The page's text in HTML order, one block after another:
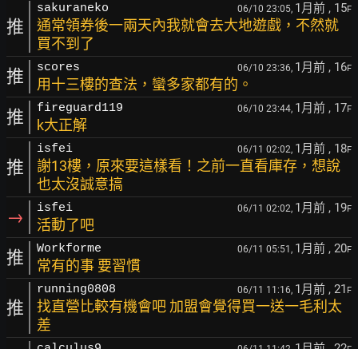
推
sakuraneko 06/10 23:05, 1月前 , 15F
通常領券後一兩天內我就會去大地遊戲，不然就
買不到了
推 scores 06/10 23:36, 1月前 , 16F
用十三樓的查法，蠻多家都有的。
推 fireguard119 06/10 23:44, 1月前 , 17F
k大正解
推
isfei 06/11 02:02, 1月前 , 18F
謝13樓，原來要這樣看！之前一直看庫存，想說
也太沒誠意搞
→ isfei 06/11 02:02, 1月前 , 19F
活動了吧
推 Workforme 06/11 05:51, 1月前 , 20F
常有的事 要習慣
推
running0808 06/11 11:16, 1月前 , 21 F
找直營比較有機會吧 加盟會覺得買一送一毛利太
差